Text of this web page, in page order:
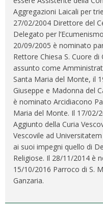
Aggregazioni Laicali per
27/02/2004 Direttore del
Delegato per
20/09/2005 è nominato
Rettore Chiesa S. Cuore
assunto come
Santa Maria del Monte, il
Giuseppe e Madonna del
è nominato Arcidiacono
Maria del Monte. Il 17/02/
Aggiunto della Curia
Vescovile ad
ai suoi impegni quello di
Religiose. Il 28/11/2014 è
15/10/2016 Parroco di S.
Ganzaria.